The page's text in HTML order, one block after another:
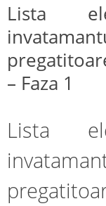
Lista
– Faza 1
Lista